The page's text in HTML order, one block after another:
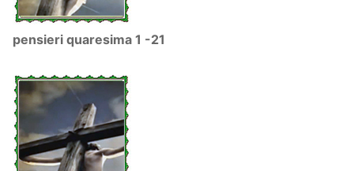
pensieri quaresima 1 -21